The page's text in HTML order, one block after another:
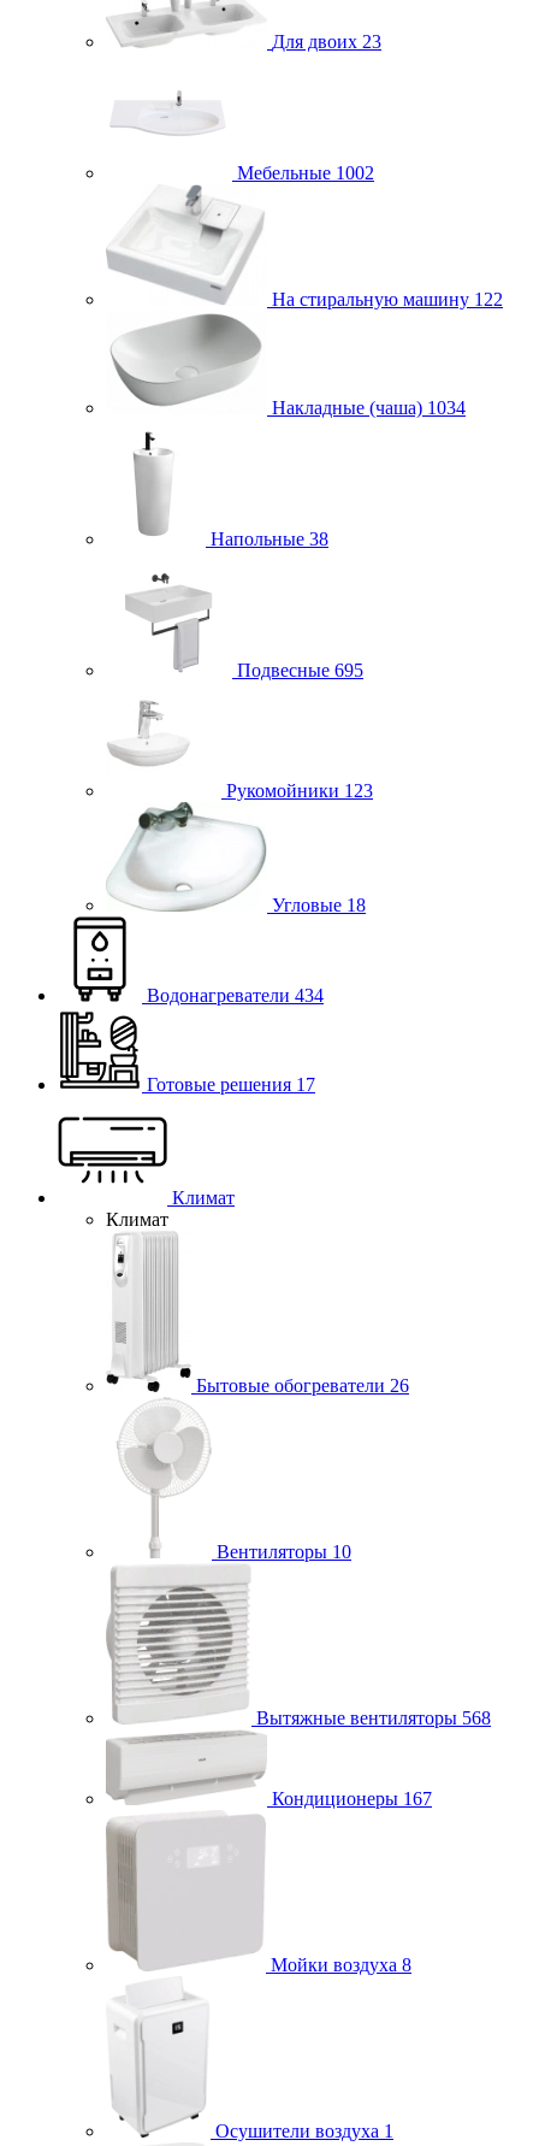
Для двоих 23
Мебельные 1002
На стиральную машину 122
Накладные (чаша) 1034
Напольные 38
Подвесные 695
Рукомойники 123
Угловые 18
Водонагреватели 434
Готовые решения 17
Климат
Климат
Бытовые обогреватели 26
Вентиляторы 10
Вытяжные вентиляторы 568
Кондиционеры 167
Мойки воздуха 8
Осушители воздуха 1